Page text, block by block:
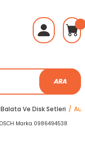
ARA
Balata Ve Disk Setleri